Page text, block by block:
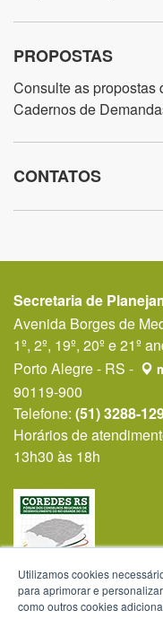
PROPOSTAS
Consulte as propostas
Cadernos de
CONTATOS
Secretaria de
Avenida Borges de
1º, 2º, 19º, 20º e 21º
Porto Alegre - RS -
90119-900
Telefone: (51) 3288-
Horários de
13h30 às 18h
Utilizamos cookies
para aprimorar e
como outros cookies